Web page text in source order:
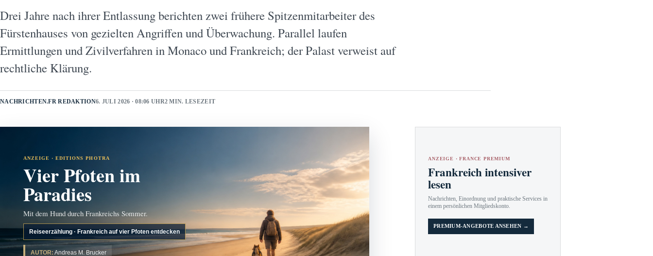
Drei Jahre nach ihrer Entlassung berichten zwei frühere Spitzenmitarbeiter des
Fürstenhauses von gezielten Angriffen und Überwachung. Parallel laufen
Ermittlungen und Zivilverfahren in Monaco und Frankreich; der Palast verweist auf
rechtliche Klärung.
NACHRICHTEN.FR REDAKTION6. JULI 2026 · 08:06 UHR2 MIN. LESEZEIT
ANZEIGE · EDITIONS PHOTRA
Vier Pfoten im
Paradies
Mit dem Hund durch Frankreichs Sommer.
Reiseerzählung · Frankreich auf vier Pfoten entdecken
AUTOR: Andreas M. Brucker
ANZEIGE · FRANCE PREMIUM
Frankreich intensiver
lesen
Nachrichten, Einordnung und praktische Services in
einem persönlichen Mitgliedskonto.
PREMIUM-ANGEBOTE ANSEHEN →